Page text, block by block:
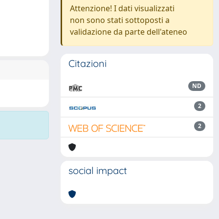
Attenzione! I dati visualizzati
non sono stati sottoposti a
validazione da parte dell'ateneo
Citazioni
ND
2
2
social impact